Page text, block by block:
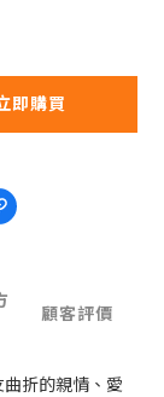
即購買
顧客評價
折的親情、愛